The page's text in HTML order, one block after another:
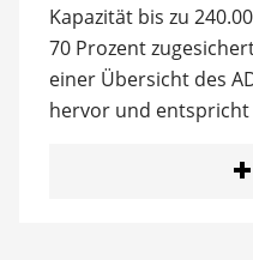
Kapazität bis zu
70 Prozent
einer Übersicht des
hervor und